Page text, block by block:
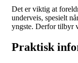
Det er viktig at
underveis, spesielt
yngste. Derfor tilbyr
Praktisk